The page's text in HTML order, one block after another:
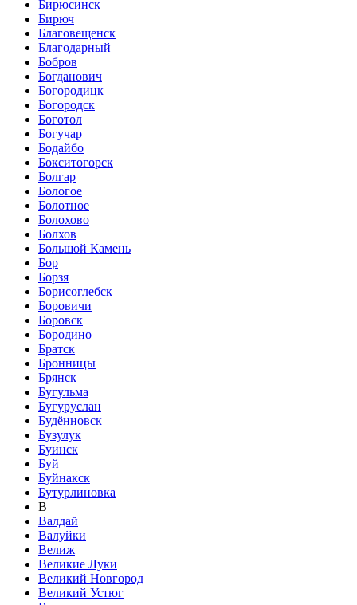
Бирюсинск
Бирюч
Благовещенск
Благодарный
Бобров
Богданович
Богородицк
Богородск
Боготол
Богучар
Бодайбо
Бокситогорск
Болгар
Бологое
Болотное
Болохово
Болхов
Большой Камень
Бор
Борзя
Борисоглебск
Боровичи
Боровск
Бородино
Братск
Бронницы
Брянск
Бугульма
Бугуруслан
Будённовск
Бузулук
Буинск
Буй
Буйнакск
Бутурлиновка
В
Валдай
Валуйки
Велиж
Великие Луки
Великий Новгород
Великий Устюг